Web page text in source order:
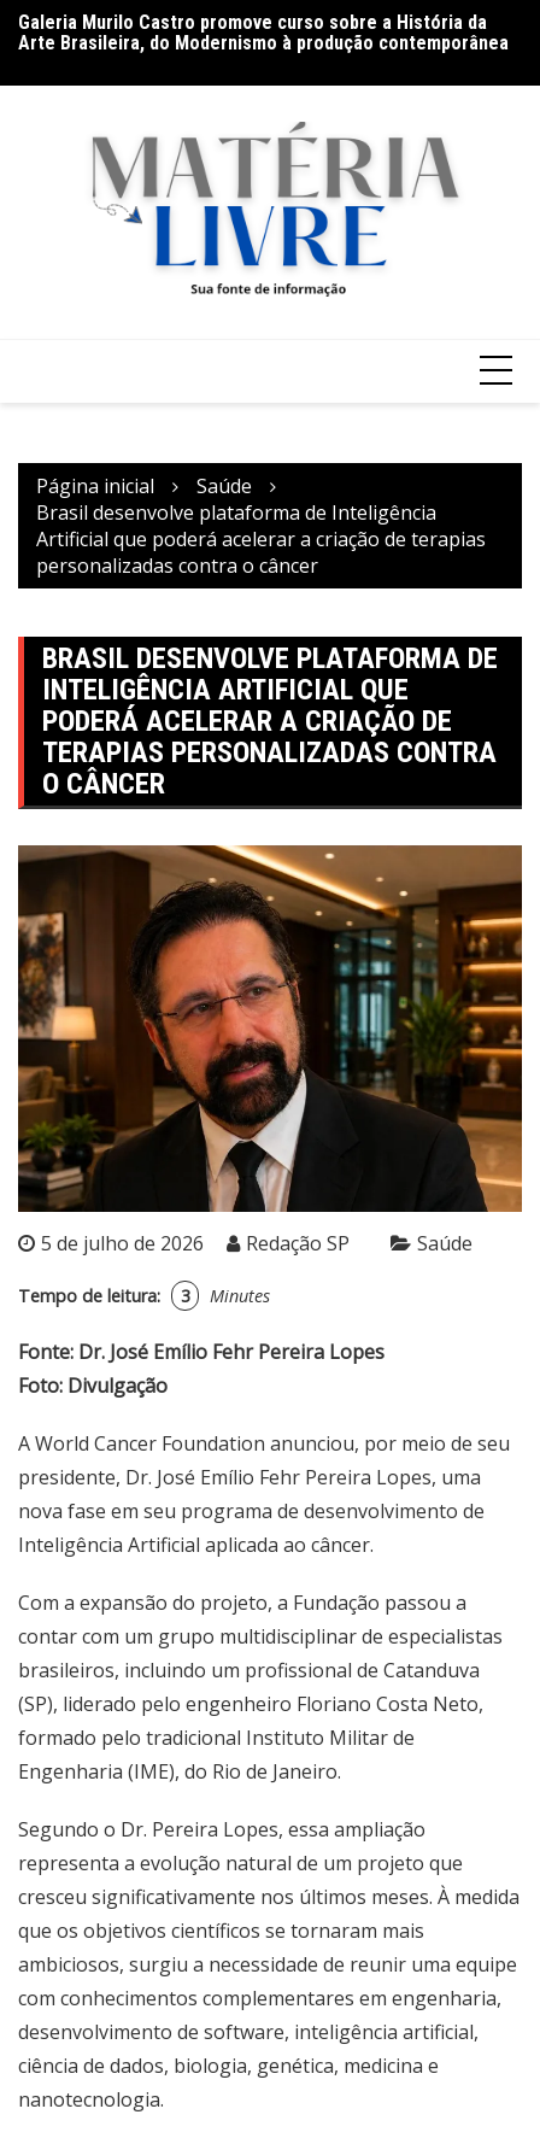
para
conteúdo
Galeria Murilo Castro promove curso sobre a História da
Arte Brasileira, do Modernismo à produção contemporânea
Página inicial
Saúde
Brasil desenvolve plataforma de Inteligência
Artificial que poderá acelerar a criação de terapias
personalizadas contra o câncer
BRASIL DESENVOLVE PLATAFORMA DE
INTELIGÊNCIA ARTIFICIAL QUE
PODERÁ ACELERAR A CRIAÇÃO DE
TERAPIAS PERSONALIZADAS CONTRA
O CÂNCER
5 de julho de 2026 Redação SP Saúde
Tempo de leitura: 3 Minutes
Fonte: Dr. José Emílio Fehr Pereira Lopes
Foto: Divulgação
A World Cancer Foundation anunciou, por meio de seu
presidente, Dr. José Emílio Fehr Pereira Lopes, uma
nova fase em seu programa de desenvolvimento de
Inteligência Artificial aplicada ao câncer.
Com a expansão do projeto, a Fundação passou a
contar com um grupo multidisciplinar de especialistas
brasileiros, incluindo um profissional de Catanduva
(SP), liderado pelo engenheiro Floriano Costa Neto,
formado pelo tradicional Instituto Militar de
Engenharia (IME), do Rio de Janeiro.
Segundo o Dr. Pereira Lopes, essa ampliação
representa a evolução natural de um projeto que
cresceu significativamente nos últimos meses. À medida
que os objetivos científicos se tornaram mais
ambiciosos, surgiu a necessidade de reunir uma equipe
com conhecimentos complementares em engenharia,
desenvolvimento de software, inteligência artificial,
ciência de dados, biologia, genética, medicina e
nanotecnologia.